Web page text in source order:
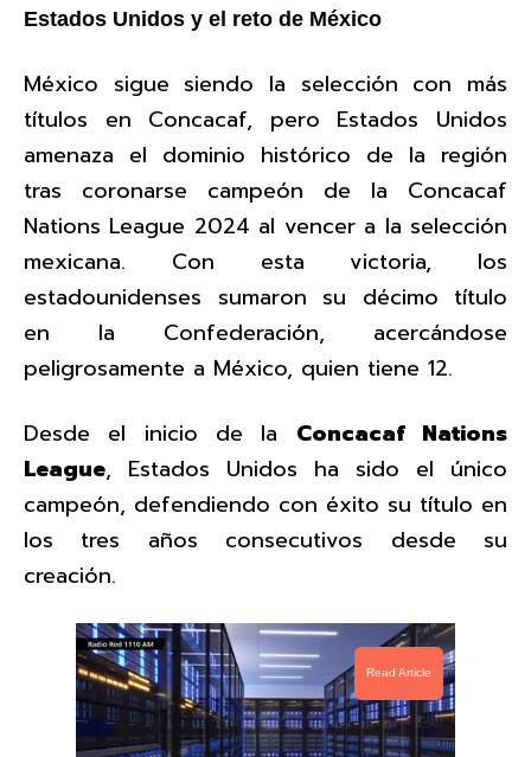
Estados Unidos y el reto de México
México sigue siendo la selección con más
títulos en Concacaf, pero Estados Unidos
amenaza el dominio histórico de la región
tras coronarse campeón de la Concacaf
Nations League 2024 al vencer a la selección
mexicana. Con esta victoria, los
estadounidenses sumaron su décimo título
en la Confederación, acercándose
peligrosamente a México, quien tiene 12.
Desde el inicio de la Concacaf Nations
League, Estados Unidos ha sido el único
campeón, defendiendo con éxito su título en
los tres años consecutivos desde su
creación.
Read Article